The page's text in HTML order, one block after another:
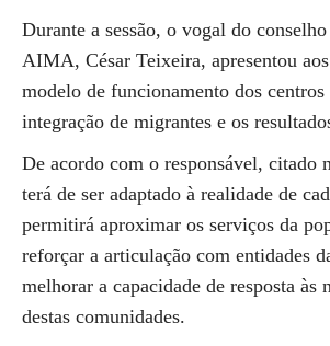
Durante a sessão, o vogal do
AIMA, César Teixeira, apresentou
modelo de funcionamento dos centros
integração de migrantes e os
De acordo com o responsável, citado
terá de ser adaptado à realidade de
permitirá aproximar os serviços da
reforçar a articulação com entidades
melhorar a capacidade de resposta às
destas comunidades.